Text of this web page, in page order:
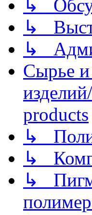
↳
↳
↳
Сырье и
products
↳
↳
↳